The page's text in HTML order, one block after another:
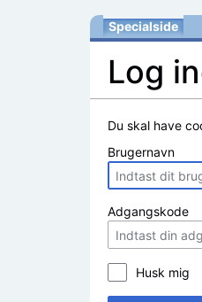
Specialside
Log
Du skal have
Brugernavn
Adgangskode
Husk mig